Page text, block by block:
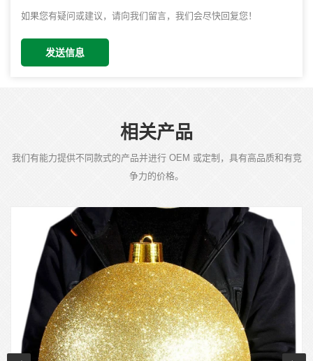
如果您有疑问或建议，请向我们留言，我们会尽快回复您！
发送信息
相关产品
我们有能力提供不同款式的产品并进行 OEM 或定制，具有高品质和有竞
争力的价格。